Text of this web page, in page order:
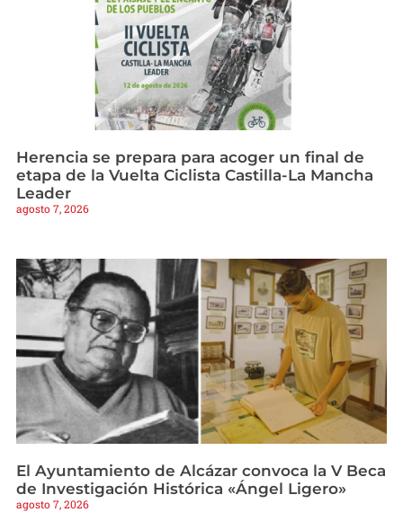
Herencia se prepara para acoger un final de
etapa de la Vuelta Ciclista Castilla-La Mancha
Leader
agosto 7, 2026
El Ayuntamiento de Alcázar convoca la V Beca
de Investigación Histórica «Ángel Ligero»
agosto 7, 2026